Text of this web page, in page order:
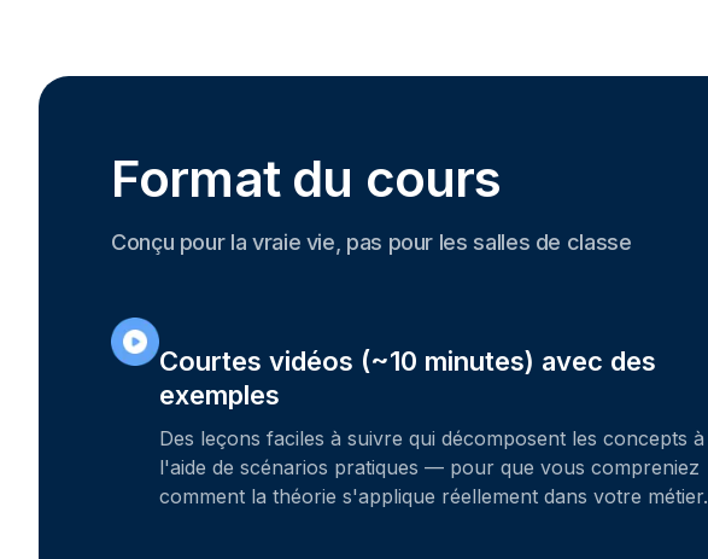
Format du cours
Conçu pour la vraie vie, pas pour les salles de classe
Courtes vidéos (~10 minutes) avec des
exemples
Des leçons faciles à suivre qui décomposent les concepts à
l'aide de scénarios pratiques — pour que vous compreniez
comment la théorie s'applique réellement dans votre métier.